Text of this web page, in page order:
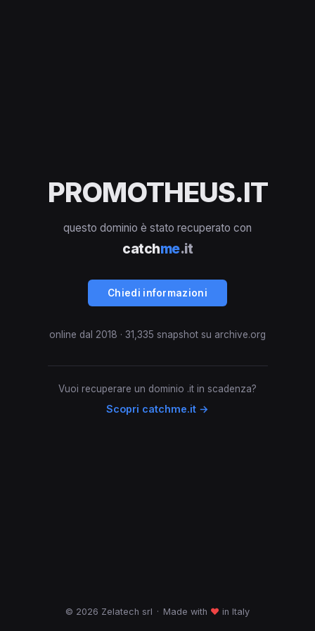
PROMOTHEUS.IT
questo dominio è stato recuperato con
catchme.it
Chiedi informazioni
online dal 2018 · 31,335 snapshot su archive.org
Vuoi recuperare un dominio .it in scadenza?
Scopri catchme.it →
© 2026 Zelatech srl · Made with ♥ in Italy